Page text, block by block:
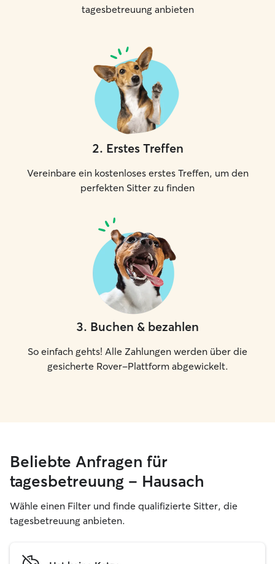
tagesbetreuung anbieten
2. Erstes Treffen
Vereinbare ein kostenloses erstes Treffen, um den
perfekten Sitter zu finden
3. Buchen & bezahlen
So einfach gehts! Alle Zahlungen werden über die
gesicherte Rover-Plattform abgewickelt.
Beliebte Anfragen für
tagesbetreuung – Hausach
Wähle einen Filter und finde qualifizierte Sitter, die
tagesbetreuung anbieten.